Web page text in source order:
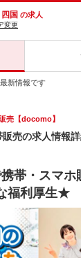
国 の求人
変更
新情報です
売【docomo】
売の求人情報
帯・スマホ
福利厚生★